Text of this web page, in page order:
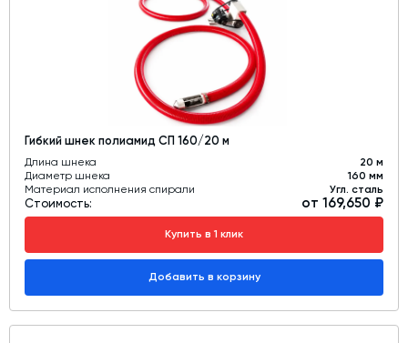
Гибкий шнек полиамид СП 160/20 м
Длина шнека
20 м
Диаметр шнека
160 мм
Материал исполнения спирали
Угл. сталь
Стоимость: от 169,650 ₽
Купить в 1 клик
Добавить в корзину